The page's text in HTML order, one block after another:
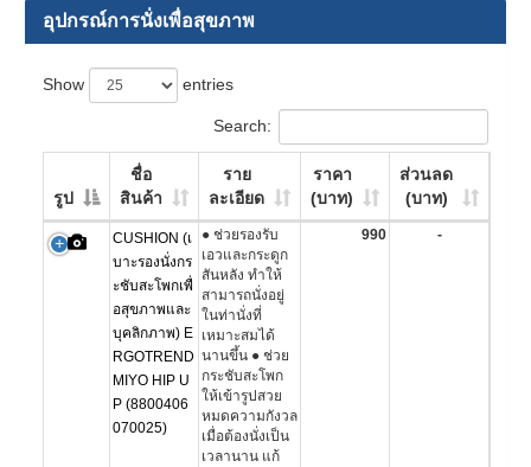
อุปกรณ์การนั่งเพื่อสุขภาพ
Show entries
Search:
รูป
ชื่อ
สินค้า
ราย
ละเอียด
ราคา
(บาท)
ส่วนลด
(บาท)
CUSHION (เ
บาะรองนั่งกร
ะชับสะโพกเพื่
อสุขภาพและ
บุคลิกภาพ) E
RGOTREND
MIYO HIP U
P (8800406
070025)
● ช่วยรองรับ
เอวและกระดูก
สันหลัง ทำให้
สามารถนั่งอยู่
ในท่านั่งที่
เหมาะสมได้
นานขึ้น ● ช่วย
กระชับสะโพก
ให้เข้ารูปสวย
หมดความกังวล
เมื่อต้องนั่งเป็น
เวลานาน แก้
990 -